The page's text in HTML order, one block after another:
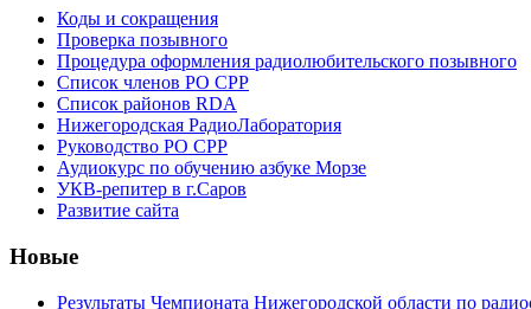
Коды и сокращения
Проверка позывного
Процедура оформления радиолюбительского позывного
Список членов РО СРР
Список районов RDA
Нижегородская РадиоЛаборатория
Руководство РО СРР
Аудиокурс по обучению азбуке Морзе
УКВ-репитер в г.Саров
Развитие сайта
Новые
Результаты Чемпионата Нижегородской области по